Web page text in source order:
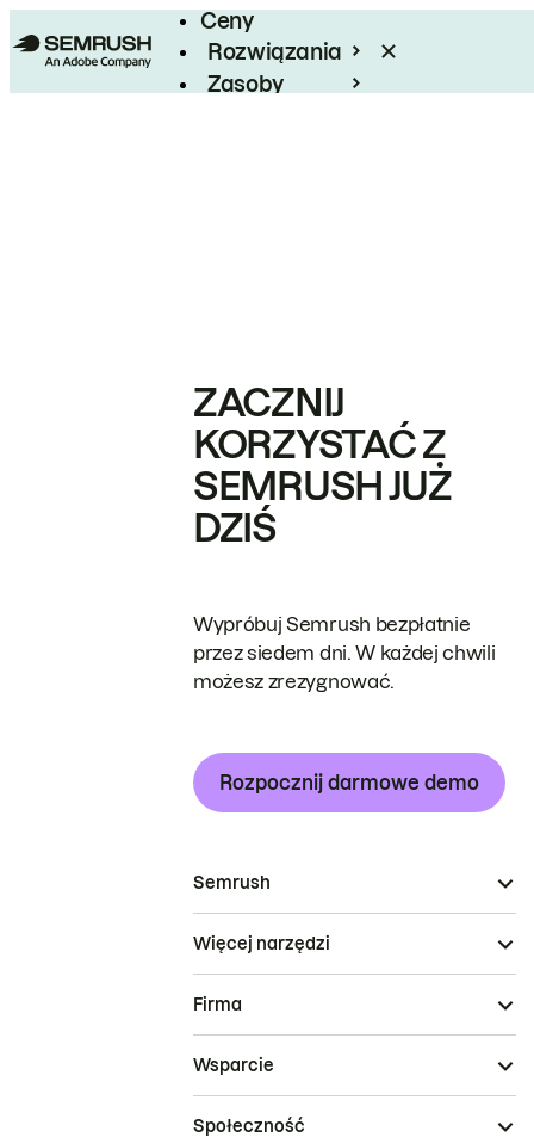
Ceny
Rozwiązania
Zasoby
ZACZNIJ
KORZYSTAĆ Z
SEMRUSH JUŻ
DZIŚ
Wypróbuj Semrush bezpłatnie
przez siedem dni. W każdej chwili
możesz zrezygnować.
Rozpocznij darmowe demo
Semrush
Więcej narzędzi
Firma
Wsparcie
Społeczność